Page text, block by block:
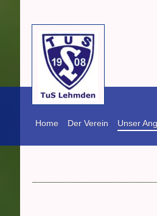
Home Der Verein Unser